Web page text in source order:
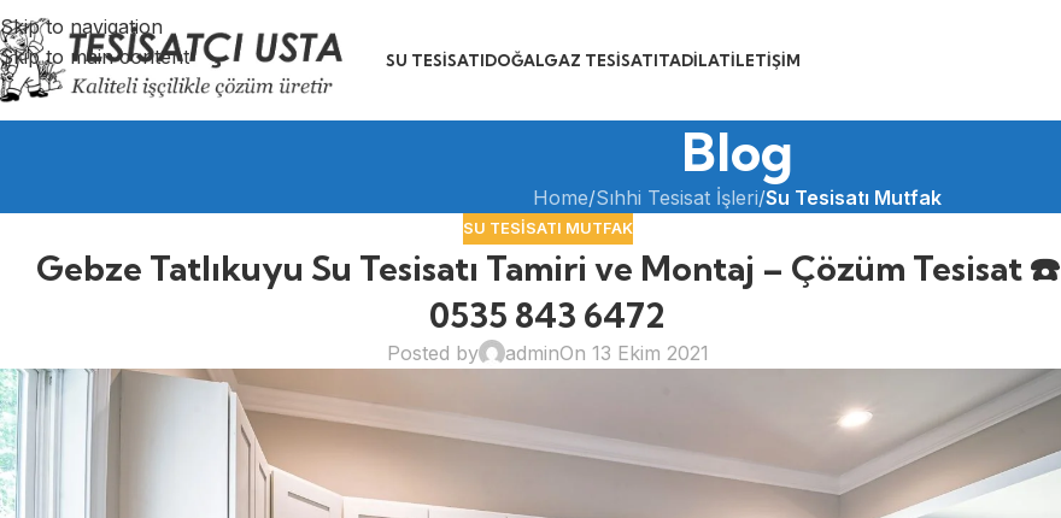
Skip to navigation
Skip to main content
SU TESISATIDOĞALGAZ TESISATITADILATİLETIŞIM
Blog
Home/Sıhhi Tesisat İşleri/Su Tesisatı Mutfak
SU TESISATI MUTFAK
Gebze Tatlıkuyu Su Tesisatı Tamiri ve Montaj – Çözüm Tesisat ☎️
0535 843 6472
Posted by adminOn 13 Ekim 2021